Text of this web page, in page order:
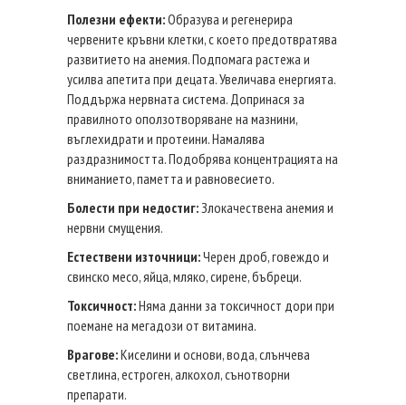
Полезни ефекти:Образува и регенерира
червените кръвни клетки, с което предотвратява
развитието на анемия. Подпомага растежа и
усилва апетита при децата. Увеличава енергията.
Поддържа нервната система. Допринася за
правилното оползотворяване на мазнини,
въглехидрати и протеини. Намалява
раздразнимостта. Подобрява концентрацията на
вниманието, паметта и равновесието.
Болести при недостиг: Злокачествена анемия и
нервни смущения.
Естествени източници:Черен дроб, говеждо и
свинско месо, яйца, мляко, сирене, бъбреци.
Токсичност:Няма данни за токсичност дори при
поемане на мегадози от витамина.
Врагове:Киселини и основи, вода, слънчева
светлина, естроген, алкохол, сънотворни
препарати.